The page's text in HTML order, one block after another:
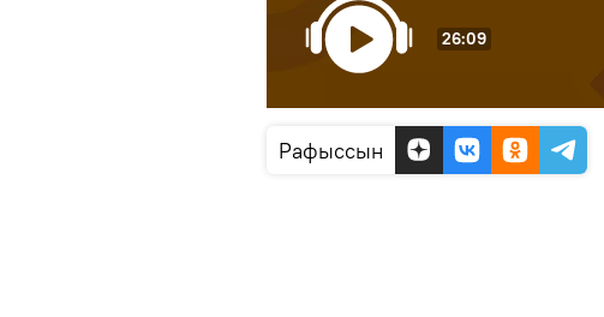
26:09
Рафыссын